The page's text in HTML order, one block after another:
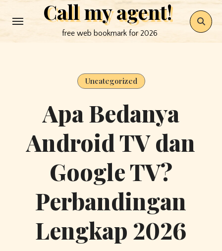
to
Call my agent!
free web bookmark for 2026
Uncategorized
Apa Bedanya
Android TV dan
Google TV?
Perbandingan
Lengkap 2026